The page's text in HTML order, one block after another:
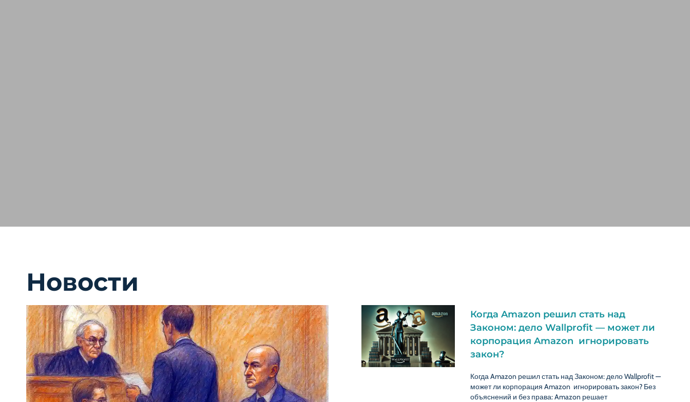
Новости
Когда Amazon решил стать над
Законом: дело Wallprofit — может ли
корпорация Amazon игнорировать
закон?
Когда Amazon решил стать над Законом: дело Wallprofit —
может ли корпорация Amazon игнорировать закон? Без
объяснений и без права: Amazon решает